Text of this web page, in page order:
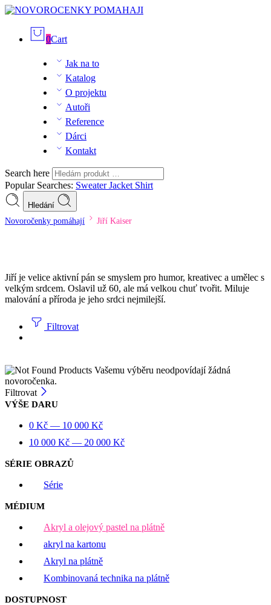
0Cart
Jak na to
Katalog
O projektu
Autoři
Reference
Dárci
Kontakt
Search here
Popular Searches: SweaterJacket Shirt
Hledání
Novoročenky pomáhají Jiří Kaiser
Jiří je velice aktivní pán se smyslem pro humor, kreativec a umělec s
velkým srdcem. Oslavil už 60, ale má velkou chuť tvořit. Miluje
malování a příroda je jeho srdci nejmilejší.
Filtrovat
Vašemu výběru neodpovídají žádná
novoročenka.
Filtrovat
VÝŠE DARU
0 Kč — 10 000 Kč
10 000 Kč — 20 000 Kč
SÉRIE OBRAZŮ
Série
MÉDIUM
Akryl a olejový pastel na plátně
akryl na kartonu
Akryl na plátně
Kombinovaná technika na plátně
DOSTUPNOST